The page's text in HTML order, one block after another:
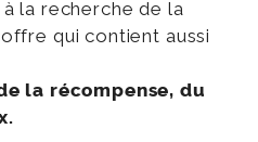
la recherche de la
qui contient aussi
la récompense, du